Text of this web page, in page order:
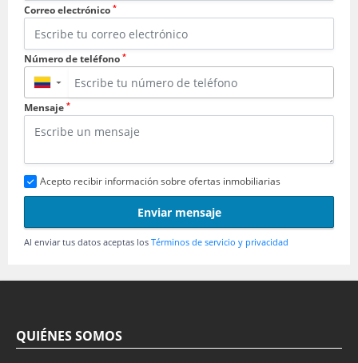
Correo electrónico *
Número de teléfono *
▼
Mensaje *
Acepto recibir información sobre ofertas inmobiliarias
Enviar mensaje
Al enviar tus datos aceptas los Términos de servicio y privacidad
QUIÉNES SOMOS